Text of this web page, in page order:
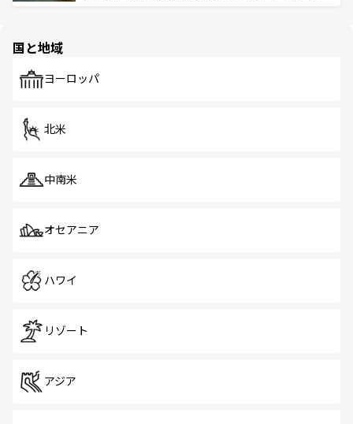
で、ホーカーズは地元の風情を楽しめる外せないスポット
国と地域
ヨーロッパ
北米
中南米
オセアニア
ハワイ
リゾート
アジア